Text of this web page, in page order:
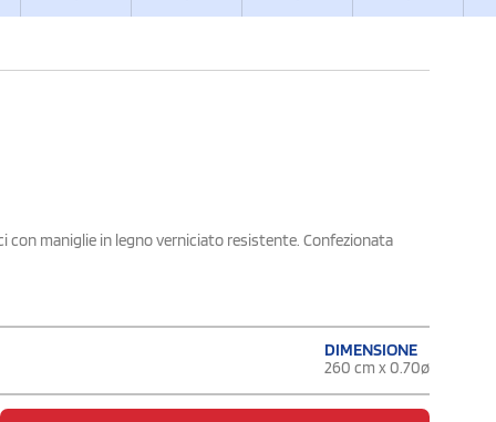
con maniglie in legno verniciato resistente. Confezionata
DIMENSIONE
260 cm x 0.70ø